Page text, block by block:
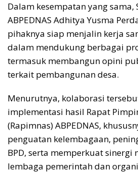
Dalam kesempatan yang sama,
ABPEDNAS Adhitya Yusma
pihaknya siap menjalin kerja
dalam mendukung berbagai
termasuk membangun opini
terkait pembangunan desa.
Menurutnya, kolaborasi
implementasi hasil Rapat
(Rapimnas) ABPEDNAS,
penguatan kelembagaan,
BPD, serta memperkuat sinergi
lembaga pemerintah dan